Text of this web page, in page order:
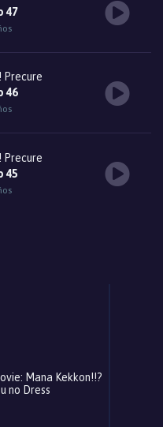
47
Precure
46
Precure
45
Precure
Mana Kekkon!!?
no Dress